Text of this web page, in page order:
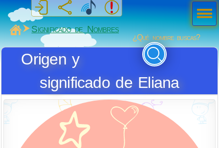
MiSabueso
Significado de Nombres
¿Qué nombre buscas?
Origen y
significado de Eliana
Men
ú